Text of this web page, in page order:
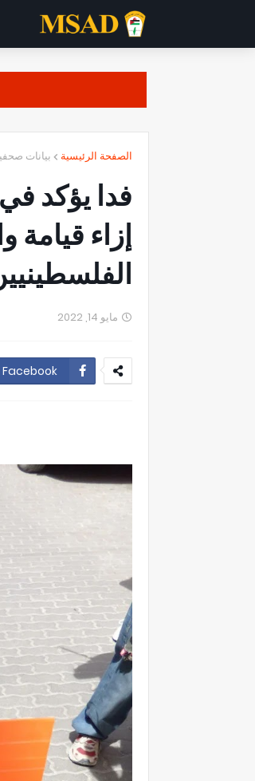
الصفحة الرئيسية بيانات
فدا يؤكد
إزاء قيامة
مايو 14, 2022
Facebook